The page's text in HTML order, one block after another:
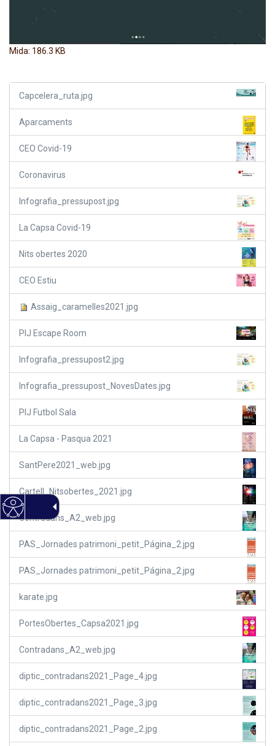
Capcelera_ruta.jpg
Aparcaments
CEO Covid-19
Coronavirus
Infografia_pressupost.jpg
La Capsa Covid-19
Nits obertes 2020
CEO Estiu
Assaig_caramelles2021.jpg
PIJ Escape Room
Infografia_pressupost2.jpg
Infografia_pressupost_NovesDates.jpg
PIJ Futbol Sala
La Capsa - Pasqua 2021
SantPere2021_web.jpg
Cartell_Nitsobertes_2021.jpg
Contradans_A2_web.jpg
PAS_Jornades patrimoni_petit_Página_2.jpg
PAS_Jornades patrimoni_petit_Página_2.jpg
karate.jpg
PortesObertes_Capsa2021.jpg
Contradans_A2_web.jpg
diptic_contradans2021_Page_4.jpg
diptic_contradans2021_Page_3.jpg
diptic_contradans2021_Page_2.jpg
Feu clic per a visualitzar la imatge a mida completa…
Mida: 186.3 KB